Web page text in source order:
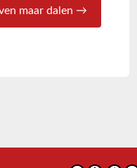
maar dalen →